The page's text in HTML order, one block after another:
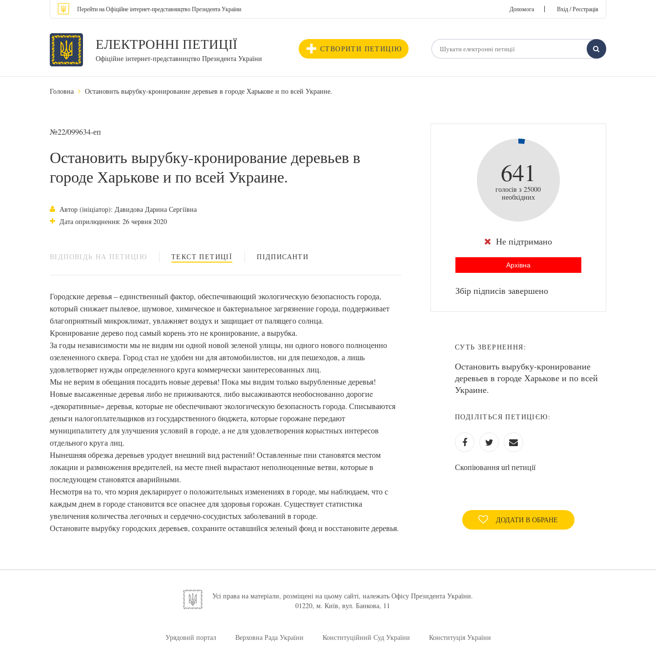
Перейти на Офіційне інтернет-представництво Президента України Допомога | Вхід / Реєстрація
ЕЛЕКТРОННІ ПЕТИЦІЇ
Офіційне інтернет-представництво Президента України
СТВОРИТИ ПЕТИЦІЮ
Головна Остановить вырубку-кронирование деревьев в городе Харькове и по всей Украине.
№22/099634-еп
Остановить вырубку-кронирование деревьев в
городе Харькове и по всей Украине.
Автор (ініціатор): Давидова Дарина Сергіївна
Дата оприлюднення: 26 червня 2020
ВІДПОВІДЬ НА ПЕТИЦІЮ ТЕКСТ ПЕТИЦІЇ ПІДПИСАНТИ
Городские деревья – единственный фактор, обеспечивающий экологическую безопасность города,
который снижает пылевое, шумовое, химическое и бактериальное загрязнение города, поддерживает
благоприятный микроклимат, увлажняет воздух и защищает от палящего солнца.
Кронирование дерево под самый корень это не кронирование, а вырубка.
За годы независимости мы не видим ни одной новой зеленой улицы, ни одного нового полноценно
озелененного сквера. Город стал не удобен ни для автомобилистов, ни для пешеходов, а лишь
удовлетворяет нужды определенного круга коммерчески заинтересованных лиц.
Мы не верим в обещания посадить новые деревья! Пока мы видим только вырубленные деревья!
Новые высаженные деревья либо не приживаются, либо высаживаются необоснованно дорогиe
«декоративные» деревья, которые не обеспечивают экологическую безопасность города. Списываются
деньги налогоплательщиков из государственного бюджета, которые горожане передают
муниципалитету для улучшения условий в городе, а не для удовлетворения корыстных интересов
отдельного круга лиц.
Нынешняя обрезка деревьев уродует внешний вид растений! Оставленные пни становятся местом
локации и размножения вредителей, на месте пней вырастают неполноценные ветви, которые в
последующем становятся аварийными.
Несмотря на то, что мэрия декларирует о положительных изменениях в городе, мы наблюдаем, что с
каждым днем в городе становится все опаснее для здоровья горожан. Существует статистика
увеличения количества легочных и сердечно-сосудистых заболеваний в городе.
Остановите вырубку городских деревьев, сохраните оставшийся зеленый фонд и восстановите деревья.
641
голосів з 25000
необхідних
Не підтримано
Архівна
Збір підписів завершено
СУТЬ ЗВЕРНЕННЯ:
Остановить вырубку-кронирование
деревьев в городе Харькове и по всей
Украине.
ПОДІЛІТЬСЯ ПЕТИЦІЄЮ:
Скопіювання url петиції
ДОДАТИ В ОБРАНЕ
Усі права на матеріали, розміщені на цьому сайті, належать Офісу Президента України.
01220, м. Київ, вул. Банкова, 11
Урядовий портал Верховна Рада України Конституційний Суд України Конституція України